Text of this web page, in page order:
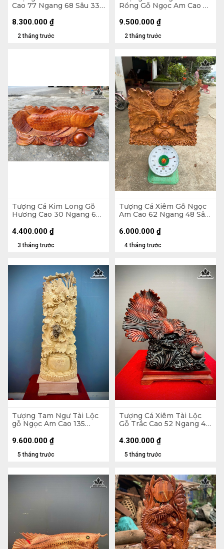
Cao 77 Ngang 68 Sâu 33
2 tháng trước
8.300.000 ₫
Rồng Gỗ Ngọc Am Cao Cả
(cm) - Kỷ Cao 15 (cm)
2 tháng trước
9.500.000 ₫
Tượng Cá Kim Long Gỗ
Hương Cao 30 Ngang 66
3 tháng trước
4.400.000 ₫
Tượng Cá Xiêm Gỗ Ngọc
Am Cao 62 Ngang 48 Sâu
4 tháng trước
6.000.000 ₫
Tượng Tam Ngư Tài Lộc
gỗ Ngọc Am Cao 135
5 tháng trước
9.600.000 ₫
Tượng Cá Xiêm Tài Lộc
Gỗ Trắc Cao 52 Ngang 48
5 tháng trước
4.300.000 ₫